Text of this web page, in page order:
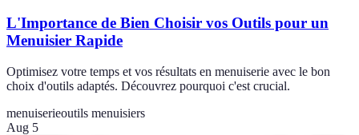
L'Importance de Bien Choisir vos Outils pour un
Menuisier Rapide
Optimisez votre temps et vos résultats en menuiserie avec le bon
choix d'outils adaptés. Découvrez pourquoi c'est crucial.
menuiserieoutils menuisiers
Aug 5